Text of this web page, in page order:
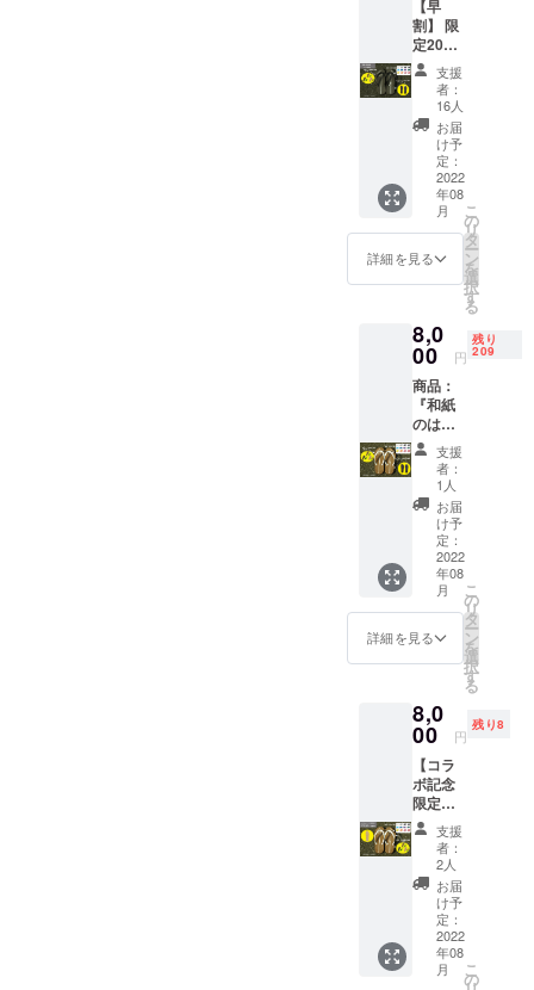
役 中島広
東京都台東
区寿3丁目7-
【早
割】 限
定20点
10％OF
F 送
料・消
費税込
品：
『和紙
のはき
ごご
ち』 数
量：
１点 一
般販売
格
￥8,000
-の
10％OF
Fとなり
ます。
・表面
のソー
ルは、
和紙を
糸にし
て布と
して織
り上げ
た消臭
性が高
い和紙
ます。
・和紙
は国産
の岐阜
県／美
濃和紙
を使用
してま
す。 ・
染色
は、日
本古来
から抗
菌する
際に使
支援
者：
16人
お届
け予
定：
2022
年08
月
詳細を見る
こ
の
リ
タ
ー
ン
を
選
択
す
る
8,0
00 円
残り
209
商品：
『和紙
のはき
ごご
ち』 数
量： 1
点 送
料・消
費税込
面の
ソール
は、和
紙を糸
にして
布とし
上げた
消臭性
が高い
和紙素
材の布
ででき
ていま
す。 ・
和紙は
国産の
岐阜県
／美濃
和紙を
使用し
てま
支援
者：
1人
お届
け予
定：
2022
年08
月
詳細を見る
こ
の
リ
タ
ー
ン
を
選
択
す
る
8,0
00 円
残り8
【コラ
ボ記念
限定】
アウ
ター
ソー
ル・
ベー
ジュカ
ラー
限定10
個！ 送
支援
者：
2人
お届
け予
定：
2022
年08
月
こ
の